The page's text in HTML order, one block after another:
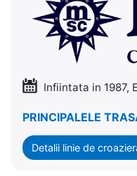
Infiintata in 1987,
PRINCIPALELE
Detalii linie de